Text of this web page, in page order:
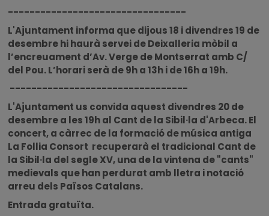
---------------------------------
L'Ajuntament informa que dijous 18 i divendres 19 de
desembre hi haurà servei de Deixalleria mòbil a
l’encreuament d’Av. Verge de Montserrat amb C/
del Pou. L’horari serà de 9h a 13h i de 16h a 19h.
---------------------------------
L'Ajuntament us convida aquest divendres 20 de
desembre a les 19h al Cant de la Sibil·la d'Arbeca. El
concert, a càrrec de la formació de música antiga
La Follia Consort recuperarà el tradicional Cant de
la Sibil·la del segle XV, una de la vintena de "cants"
medievals que han perdurat amb lletra i notació
arreu dels Països Catalans.
Entrada gratuïta.